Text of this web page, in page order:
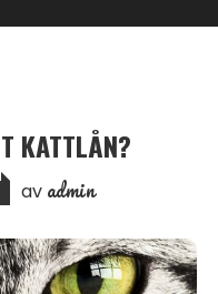
KATTLÅN?
av admin